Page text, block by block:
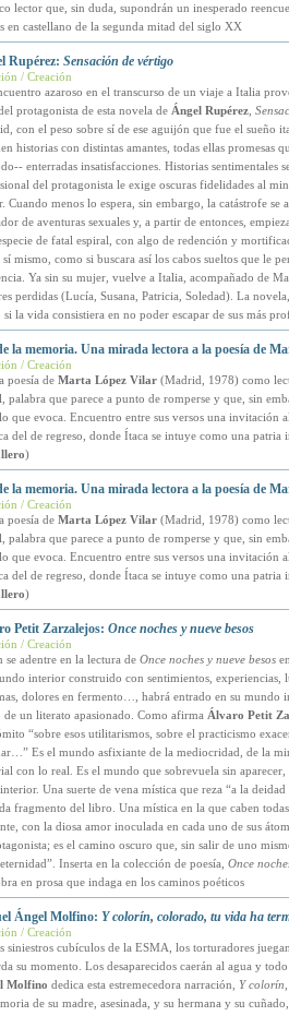
lector que, sin duda, supondrán un inesperado
en castellano de la segunda mitad del siglo XX
Rupérez: Sensación de vértigo
/ Creación
azaroso en el transcurso de un viaje a Italia
protagonista de esta novela de Ángel Rupérez,
con el peso sobre sí de ese aguijón que fue el sueño
historias con distintas amantes, todas ellas promesas
enterradas insatisfacciones. Historias sentimentales
del protagonista le exige oscuras fidelidades al
Cuando menos lo espera, sin embargo, la catástrofe se
de aventuras sexuales y, a partir de entonces,
de fatal espiral, con algo de redención y
sí mismo, como si buscara así los cabos sueltos que le
Ya sin su mujer, vuelve a Italia, acompañado de
perdidas (Lucía, Susana, Patricia, Soledad). La
si la vida consistiera en no poder escapar de sus más
la memoria. Una mirada lectora a la poesía de
/ Creación
poesía de Marta López Vilar(Madrid, 1978) como
palabra que parece a punto de romperse y que, sin
que evoca. Encuentro entre sus versos una invitación
del de regreso, donde Ítaca se intuye como una patria
)
la memoria. Una mirada lectora a la poesía de
/ Creación
poesía de Marta López Vilar(Madrid, 1978) como
palabra que parece a punto de romperse y que, sin
que evoca. Encuentro entre sus versos una invitación
del de regreso, donde Ítaca se intuye como una patria
)
Petit Zarzalejos: Once noches y nueve besos
/ Creación
se adentre en la lectura de Once noches y nueve besos
interior construido con sentimientos, experiencias,
dolores en fermento…, habrá entrado en su mundo
de un literato apasionado. Como afirma Álvaro Petit
“sobre esos utilitarismos, sobre el practicismo
Es el mundo asfixiante de la mediocridad, de la
con lo real. Es el mundo que sobrevuela sin
Una suerte de vena mística que reza “a la
fragmento del libro. Una mística en la que caben
con la diosa amor inoculada en cada uno de sus
es el camino oscuro que, sin salir de uno
Inserta en la colección de poesía, Once
en prosa que indaga en los caminos poéticos
Ángel Molfino: Y colorín, colorado, tu vida ha
/ Creación
siniestros cubículos de la ESMA, los torturadores
su momento. Los desaparecidos caerán al agua y
Molfino dedica esta estremecedora narración, Y
de su madre, asesinada, y su hermana y su